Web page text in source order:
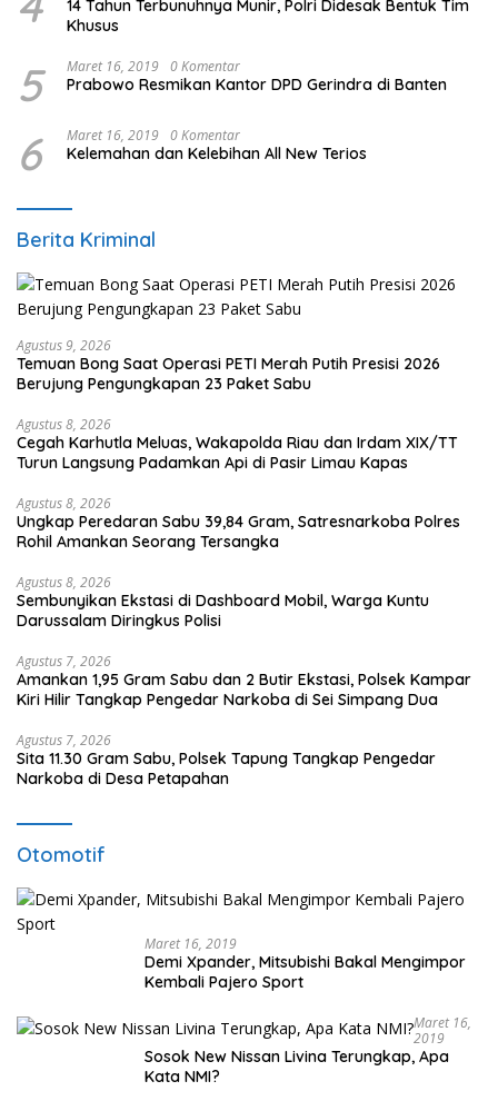
14 Tahun Terbunuhnya Munir, Polri Didesak Bentuk Tim
Khusus
5 Maret 16, 2019 0 Komentar
Prabowo Resmikan Kantor DPD Gerindra di Banten
6 Maret 16, 2019 0 Komentar
Kelemahan dan Kelebihan All New Terios
Berita Kriminal
Agustus 9, 2026
Temuan Bong Saat Operasi PETI Merah Putih Presisi 2026
Berujung Pengungkapan 23 Paket Sabu
Agustus 8, 2026
Cegah Karhutla Meluas, Wakapolda Riau dan Irdam XIX/TT
Turun Langsung Padamkan Api di Pasir Limau Kapas
Agustus 8, 2026
Ungkap Peredaran Sabu 39,84 Gram, Satresnarkoba Polres
Rohil Amankan Seorang Tersangka
Agustus 8, 2026
Sembunyikan Ekstasi di Dashboard Mobil, Warga Kuntu
Darussalam Diringkus Polisi
Agustus 7, 2026
Amankan 1,95 Gram Sabu dan 2 Butir Ekstasi, Polsek Kampar
Kiri Hilir Tangkap Pengedar Narkoba di Sei Simpang Dua
Agustus 7, 2026
Sita 11.30 Gram Sabu, Polsek Tapung Tangkap Pengedar
Narkoba di Desa Petapahan
Otomotif
Maret 16, 2019
Demi Xpander, Mitsubishi Bakal Mengimpor
Kembali Pajero Sport
Maret 16,
2019
Sosok New Nissan Livina Terungkap, Apa
Kata NMI?